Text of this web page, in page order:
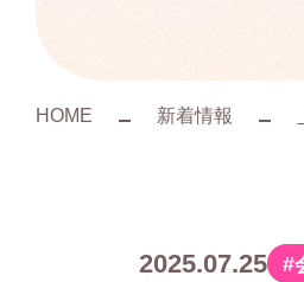
HOME 新着情報
2025.07.25カ